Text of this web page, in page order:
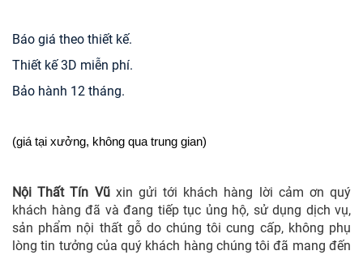
Báo giá theo thiết kế.
Thiết kế 3D miễn phí.
Bảo hành 12 tháng.
(giá tại xưởng, không qua trung gian)
Nội Thất Tín Vũxin gửi tới khách hàng lời cảm ơn quý
khách hàng đã và đang tiếp tục ủng hộ, sử dụng dịch vụ,
sản phẩm nội thất gỗ do chúng tôi cung cấp, không phụ
lòng tin tưởng của quý khách hàng chúng tôi đã mang đến